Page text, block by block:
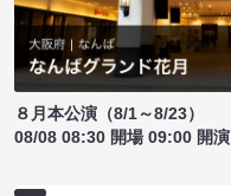
８月本公演（8/1～8/23）
08/08 08:30 開場 09:00 開演